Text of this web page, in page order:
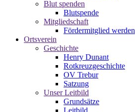
Blut spenden
Blutspende
Mitgliedschaft
Fördermitglied werden
Ortsverein
Geschichte
Henry Dunant
Rotkreuzgeschichte
OV Trebur
Satzung
Unser Leitbild
Grundsätze
Leitbild